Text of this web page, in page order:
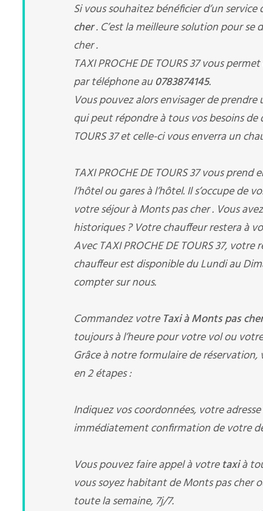
Si vous souhaitez bénéficier d’un service
cher. C’est la meilleure solution pour
cher .
TAXI PROCHE DE TOURS 37 vous
par téléphone au0783874145.
Vous pouvez alors envisager de prendre
qui peut répondre à tous vos besoins de
TOURS 37 et celle-ci vous enverra un
TAXI PROCHE DE TOURS 37 vous
l’hôtel ou gares à l’hôtel. Il s’occupe
votre séjour à Monts pas cher . Vous
historiques ? Votre chauffeur restera à
Avec TAXI PROCHE DE TOURS 37,
chauffeur est disponible du Lundi au
compter sur nous.
Commandez votre Taxi à Monts pas
toujours à l’heure pour votre vol ou
Grâce à notre formulaire de
en 2 étapes :
Indiquez vos coordonnées, votre
immédiatement confirmation de votre
Vous pouvez faire appel à votretaxià
vous soyez habitant de Monts pas cher
toute la semaine, 7j/7.